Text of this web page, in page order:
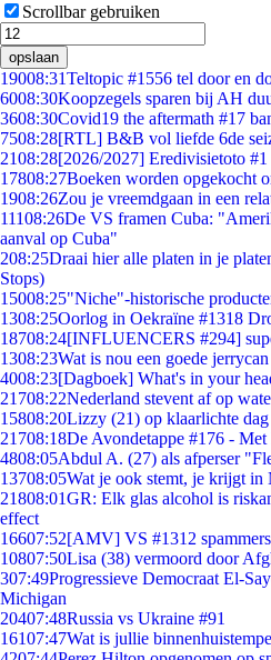
Scrollbar gebruiken
opslaan
19008:31Teltopic #1556 tel door en
6008:30Koopzegels sparen bij AH
3608:30Covid19 the aftermath #17
7508:28[RTL] B&B vol liefde 6de
2108:28[2026/2027] Eredivisietoto #1
17808:27Boeken worden opgekocht
1908:26Zou je vreemdgaan in een
11108:26De VS framen Cuba:
aanval op Cuba"
208:25Draai hier alle platen in je
Stops)
15008:25"Niche"-historische
1308:25Oorlog in Oekraïne #1318
18708:24[INFLUENCERS #294]
1308:23Wat is nou een goede
4008:23[Dagboek] What's in your
21708:22Nederland stevent af op
15808:20Lizzy (21) op klaarlichte
21708:18De Avondetappe #176 -
4808:05Abdul A. (27) als afperser
13708:05Wat je ook stemt, je krijgt
21808:01GR: Elk glas alcohol is
effect
16607:52[AMV] VS #1312
10807:50Lisa (38) vermoord door
307:49Progressieve Democraat El-
Michigan
20407:48Russia vs Ukraine #91
16107:47Wat is jullie